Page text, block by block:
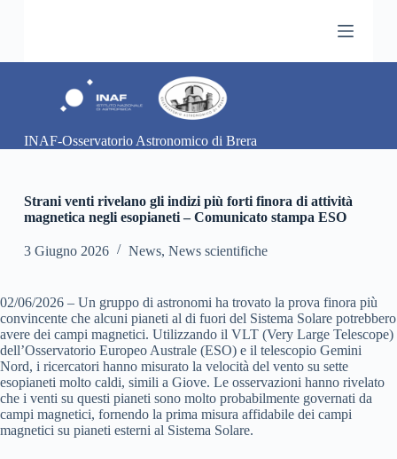
t
o
n
u
o
INAF-Osservatorio Astronomico di Brera
Strani venti rivelano gli indizi più forti finora di attività
magnetica negli esopianeti – Comunicato stampa ESO
3 Giugno 2026 News, News scientifiche
02/06/2026 – Un gruppo di astronomi ha trovato la prova finora più
convincente che alcuni pianeti al di fuori del Sistema Solare potrebbero
avere dei campi magnetici. Utilizzando il VLT (Very Large Telescope)
dell’Osservatorio Europeo Australe (ESO) e il telescopio Gemini
Nord, i ricercatori hanno misurato la velocità del vento su sette
esopianeti molto caldi, simili a Giove. Le osservazioni hanno rivelato
che i venti su questi pianeti sono molto probabilmente governati da
campi magnetici, fornendo la prima misura affidabile dei campi
magnetici su pianeti esterni al Sistema Solare.